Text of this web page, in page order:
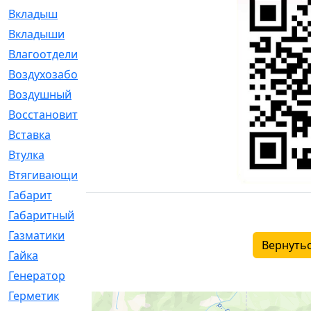
Вкладыш
Вкладыши
Влагоотделитель
Воздухозаборник
Воздушный
Восстановительный
Вставка
Втулка
Втягивающий
Габарит
[286]
Габаритный
Газматики
Гайка
Генератор
Герметик
[15]